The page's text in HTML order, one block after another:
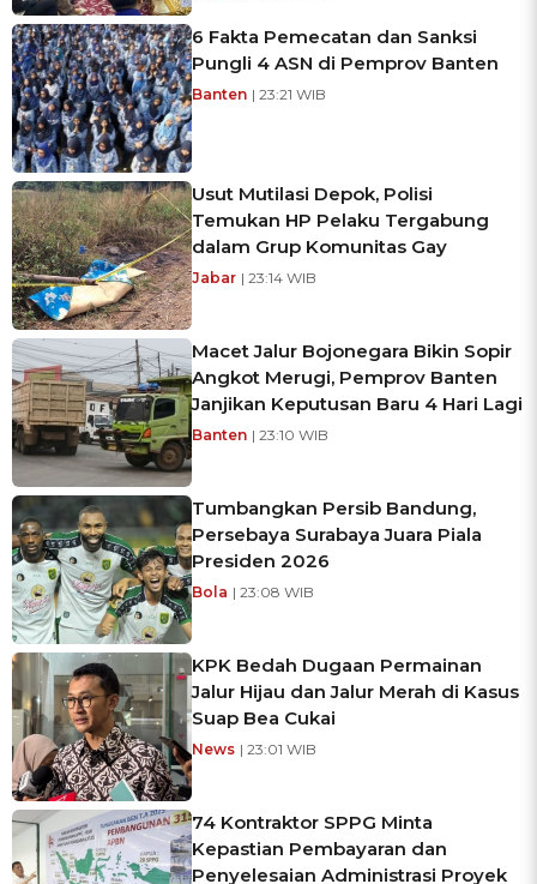
6 Fakta Pemecatan dan Sanksi
Pungli 4 ASN di Pemprov Banten
Banten | 23:21 WIB
Usut Mutilasi Depok, Polisi
Temukan HP Pelaku Tergabung
dalam Grup Komunitas Gay
Jabar | 23:14 WIB
Macet Jalur Bojonegara Bikin Sopir
Angkot Merugi, Pemprov Banten
Janjikan Keputusan Baru 4 Hari Lagi
Banten | 23:10 WIB
Tumbangkan Persib Bandung,
Persebaya Surabaya Juara Piala
Presiden 2026
Bola | 23:08 WIB
KPK Bedah Dugaan Permainan
Jalur Hijau dan Jalur Merah di Kasus
Suap Bea Cukai
News | 23:01 WIB
74 Kontraktor SPPG Minta
Kepastian Pembayaran dan
Penyelesaian Administrasi Proyek